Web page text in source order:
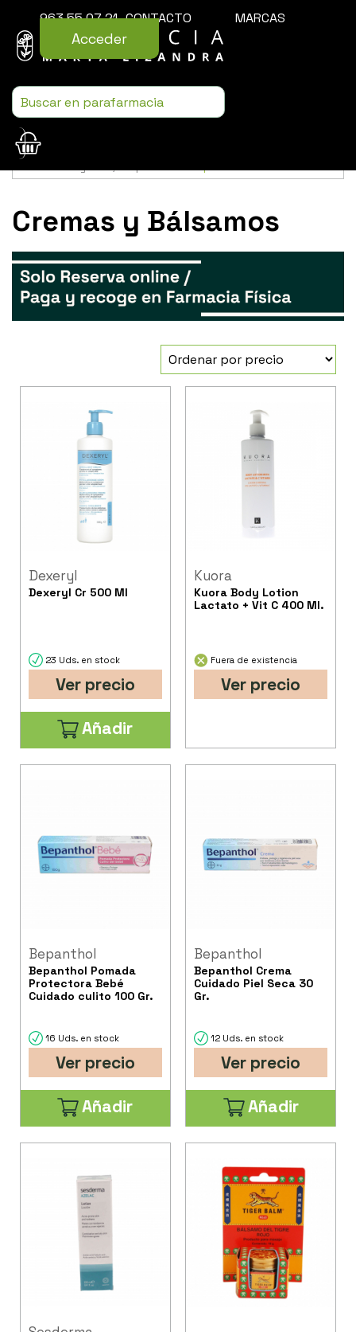
963 55 07 21 CONTACTO MARCAS
Acceder
Usamos cookies para mejorar la experiencia de la web. Si sigues
Cremas y Bálsamos
Dexeryl
Dexeryl Cr 500 Ml
23 Uds. en stock
Ver precio
Añadir
Kuora
Kuora Body Lotion
Lactato + Vit C 400 Ml.
Fuera de existencia
Ver precio
Bepanthol
Bepanthol Pomada
Protectora Bebé
Cuidado culito 100 Gr.
16 Uds. en stock
Ver precio
Añadir
Bepanthol
Bepanthol Crema
Cuidado Piel Seca 30
Gr.
12 Uds. en stock
Ver precio
Añadir